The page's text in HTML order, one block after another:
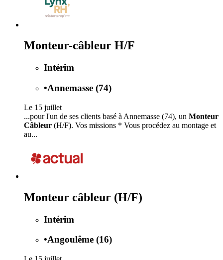
Monteur-câbleur H/F
Intérim
•Annemasse (74)
Le 15 juillet
...pour l'un de ses clients basé à Annemasse (74), un Monteur
Câbleur (H/F). Vos missions * Vous procédez au montage et
au...
Monteur câbleur (H/F)
Intérim
•Angoulême (16)